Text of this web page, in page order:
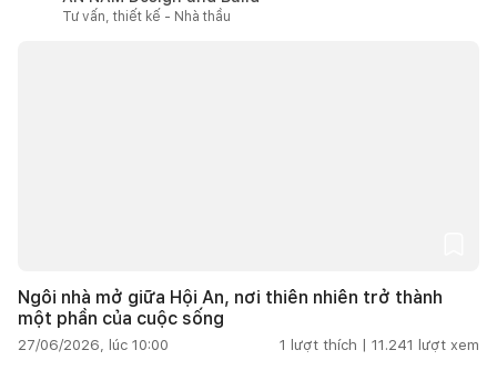
Tư vấn, thiết kế - Nhà thầu
Ngôi nhà mở giữa Hội An, nơi thiên nhiên trở thành
một phần của cuộc sống
27/06/2026, lúc 10:00 1 lượt thích | 11.241 lượt xem